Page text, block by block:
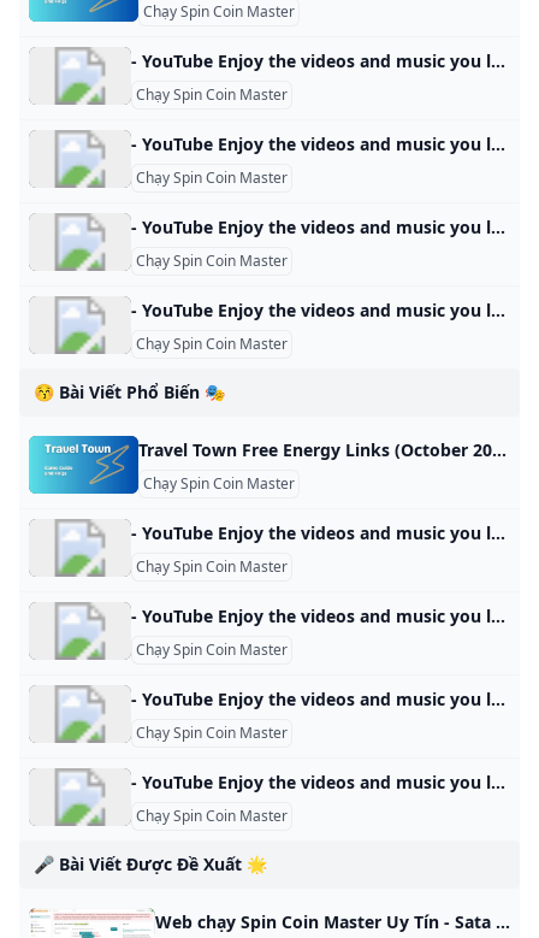
Chạy Spin Coin Master
- YouTube Enjoy the videos and music you love, upload original content, and share it all with friends, family, and the world on YouTube.
Chạy Spin Coin Master
- YouTube Enjoy the videos and music you love, upload original content, and share it all with friends, family, and the world on YouTube.
Chạy Spin Coin Master
- YouTube Enjoy the videos and music you love, upload original content, and share it all with friends, family, and the world on YouTube.
Chạy Spin Coin Master
- YouTube Enjoy the videos and music you love, upload original content, and share it all with friends, family, and the world on YouTube.
Chạy Spin Coin Master
😚 Bài Viết Phổ Biến 🎭
Travel Town Free Energy Links (October 2024) Find Travel Town free energy links, step-by-step collection guide, and tips to earn more energy in-game. Stay energized and enhance your gameplay today. Travel Town / By Simple Game Guide / October 24, 2024 October 24, 2024: 15 Energy Gift2. 15 Energy Gift1. 25 Energy GiftOctober 23, 2024: 15 Energy Gift1. 25 Energy GiftOctober 22, 2024: 15 Energy Gift2. 25 Energy Gift1. 25 Energy GiftOctober 21, 2024: 15 Energy Gift2. 15 Energy Gift1.
Chạy Spin Coin Master
- YouTube Enjoy the videos and music you love, upload original content, and share it all with friends, family, and the world on YouTube.
Chạy Spin Coin Master
- YouTube Enjoy the videos and music you love, upload original content, and share it all with friends, family, and the world on YouTube.
Chạy Spin Coin Master
- YouTube Enjoy the videos and music you love, upload original content, and share it all with friends, family, and the world on YouTube.
Chạy Spin Coin Master
- YouTube Enjoy the videos and music you love, upload original content, and share it all with friends, family, and the world on YouTube.
Chạy Spin Coin Master
🎤 Bài Viết Được Đề Xuất 🌟
Web chạy Spin Coin Master Uy Tín - Sata - Cộng đồng công nghệ khoa học sáng tạo! Chỉ cần điền link mời còn lại để hệ thống Extral Link SPIN1S.COM lo cho bạn Website chạy link invite Spin Coin Master : https://Spin1s.com